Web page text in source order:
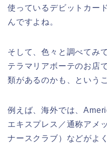
使っているデビットカー
んですよね。
そして、色々と調べてみ
テラマリアボーテのお店
類があるのかも、という
例えば、海外では、
エキスプレス／通称アメ
ナースクラブ）などがよ